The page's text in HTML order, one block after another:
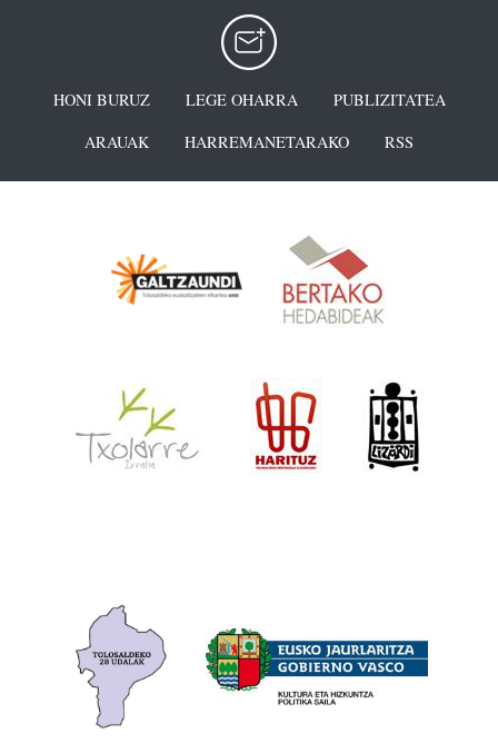
HONI BURUZ LEGE OHARRA
PUBLIZITATEA
ARAUAK
HARREMANETARAKO RSS